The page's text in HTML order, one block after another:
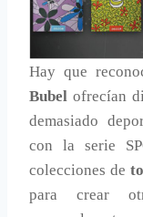
Hay que
Bubel ofrecían
demasiado
con la serie
colecciones de
para crear